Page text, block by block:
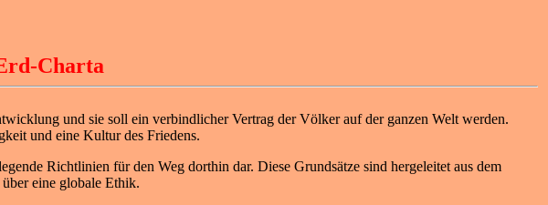
Charta
und sie soll ein verbindlicher Vertrag der Völker auf der ganzen Welt werden.
und eine Kultur des Friedens.
Richtlinien für den Weg dorthin dar. Diese Grundsätze sind hergeleitet aus dem
eine globale Ethik.